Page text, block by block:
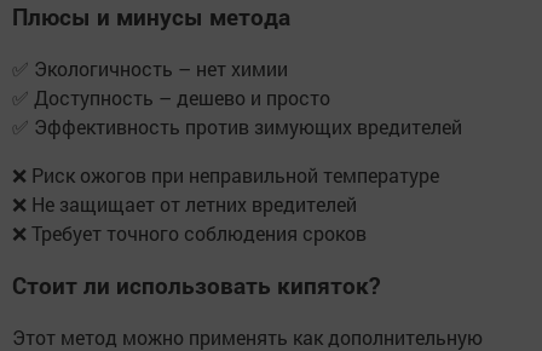
Плюсы и минусы метода
✅ Экологичность – нет химии
✅ Доступность – дешево и просто
✅ Эффективность против зимующих вредителей
❌ Риск ожогов при неправильной температуре
❌ Не защищает от летних вредителей
❌ Требует точного соблюдения сроков
Стоит ли использовать кипяток?
Этот метод можно применять как дополнительную